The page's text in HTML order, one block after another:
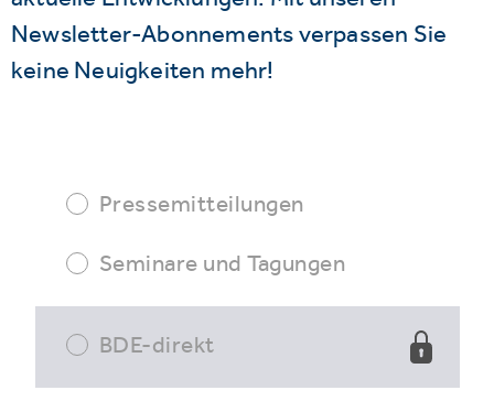
Newsletter-Abonnements verpassen Sie
keine Neuigkeiten mehr!
Pressemitteilungen
Seminare und Tagungen
BDE-direkt